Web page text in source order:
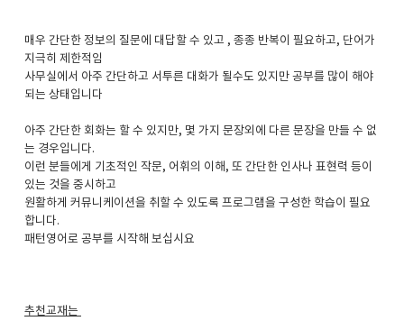
매우 간단한 정보의 질문에 대답할 수 있고 , 종종 반복이 필요하고, 단어가
지극히 제한적임
사무실에서 아주 간단하고 서투른 대화가 될수도 있지만 공부를 많이 해야
되는 상태입니다
아주 간단한 회화는 할 수 있지만, 몇 가지 문장외에 다른 문장을 만들 수 없
는 경우입니다.
이런 분들에게 기초적인 작문, 어휘의 이해, 또 간단한 인사나 표현력 등이
있는 것을 중시하고
원활하게 커뮤니케이션을 취할 수 있도록 프로그램을 구성한 학습이 필요
합니다.
패턴영어로 공부를 시작해 보십시요
추천교재는